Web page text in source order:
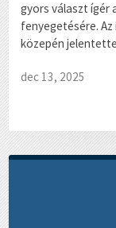
gyors választ ígér
fenyegetésére.
közepén
dec 13, 2025